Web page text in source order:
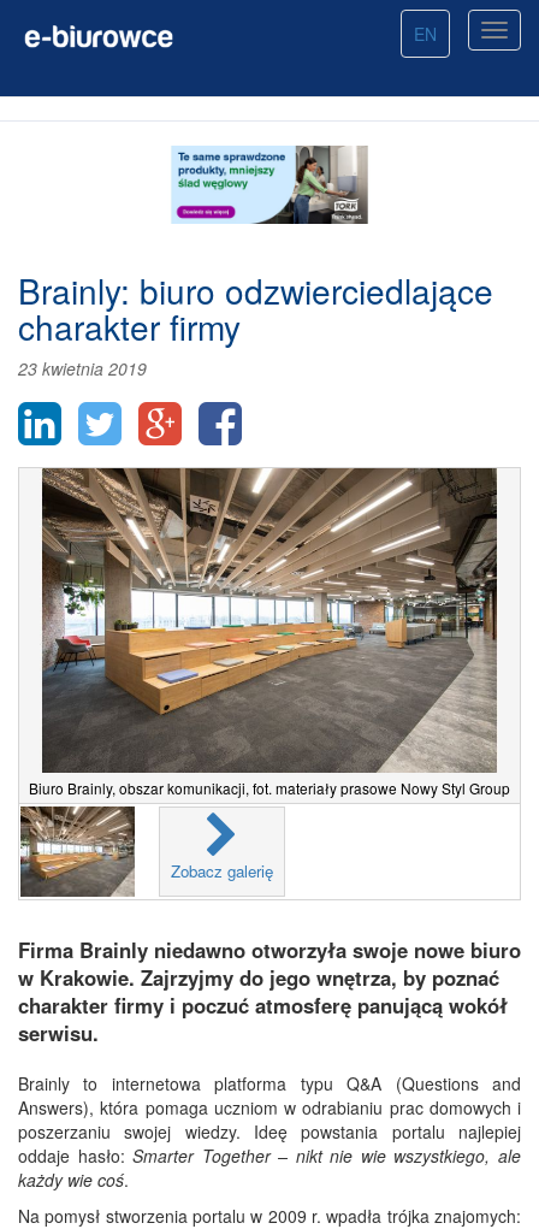
EN
Brainly: biuro odzwierciedlające
charakter firmy
23 kwietnia 2019
Biuro Brainly, obszar komunikacji, fot. materiały prasowe Nowy Styl Group
Zobacz galerię
Firma Brainly niedawno otworzyła swoje nowe biuro
w Krakowie. Zajrzyjmy do jego wnętrza, by poznać
charakter firmy i poczuć atmosferę panującą wokół
serwisu.
Brainly to internetowa platforma typu Q&A (Questions and
Answers), która pomaga uczniom w odrabianiu prac domowych i
poszerzaniu swojej wiedzy. Ideę powstania portalu najlepiej
oddaje hasło:Smarter Together – nikt nie wie wszystkiego, ale
każdy wie coś.
Na pomysł stworzenia portalu w 2009 r. wpadła trójka znajomych: